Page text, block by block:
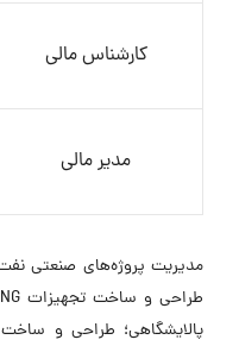
کارشناس مالی
مدیر مالی
مدیریت پروژه‌های صنعتی
پالایشگاهی؛ طراحی و